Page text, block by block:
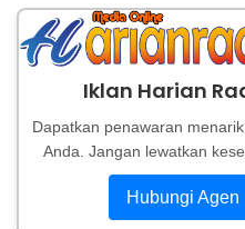
Iklan Harian
Dapatkan penawaran
Anda. Jangan lewatkan
Hubungi Agen